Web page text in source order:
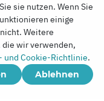
sie nutzen. Wenn Sie
einige
Weitere
wir verwenden,
und Cookie-Richtlinie.
Ablehnen